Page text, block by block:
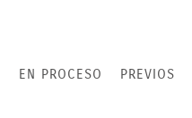
EN PROCESO PREVIOS